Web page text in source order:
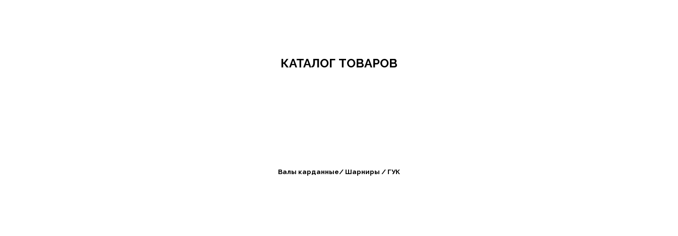
КАТАЛОГ ТОВАРОВ
Валы карданные/ Шарниры / ГУК